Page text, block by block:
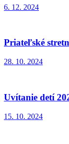
6. 12. 2024
Priateľské
28. 10. 2024
Uvítanie detí
15. 10. 2024